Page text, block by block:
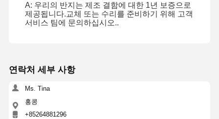
다이아몬드 시계 팔찌
18 카라트 금 귀걸이
18K 보석 세트
14K 다이아몬드 팔찌
14카라트 금 반지
A: 우리의 반지는 제조 결함에 대한 1년 보증으로
제공됩니다.교체 또는 수리를 준비하기 위해 고객
서비스 팀에 문의하십시오..
연락처 세부 사항
Ms. Tina
홍콩
+85264881296